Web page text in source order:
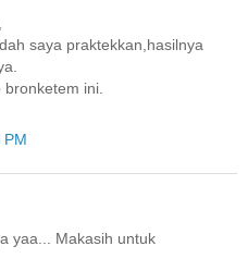
saya praktekkan,hasilnya
ini.
PM
yaa... Makasih untuk